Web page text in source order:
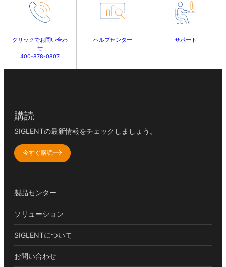
クリックでお問い合わ
せ
400-878-0807
ヘルプセンター サポート
購読
SIGLENTの最新情報をチェックしましょう。
今すぐ購読
製品センター
ソリューション
SIGLENTについて
お問い合わせ